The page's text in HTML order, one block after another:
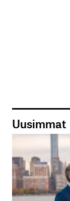
Uusimmat